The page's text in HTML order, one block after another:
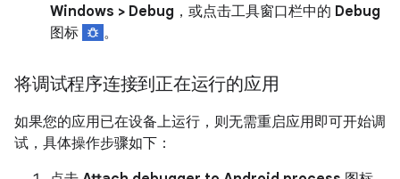
Windows > Debug ，或点击工具窗口栏中的 Debug
图标
。
将调试程序连接到正在运行的应用
如果您的应用已在设备上运行，则无需重启应用即可开始调
试，具体操作步骤如下：